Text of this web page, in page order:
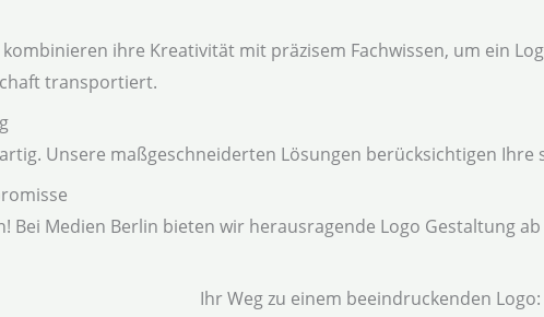
ihre Kreativität mit präzisem Fachwissen, um ein
transportiert.
Unsere maßgeschneiderten Lösungen berücksichtigen Ihre
Bei Medien Berlin bieten wir herausragende Logo Gestaltung
Ihr Weg zu einem beeindruckenden Logo: